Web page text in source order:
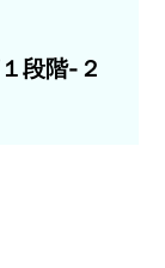
段階-２